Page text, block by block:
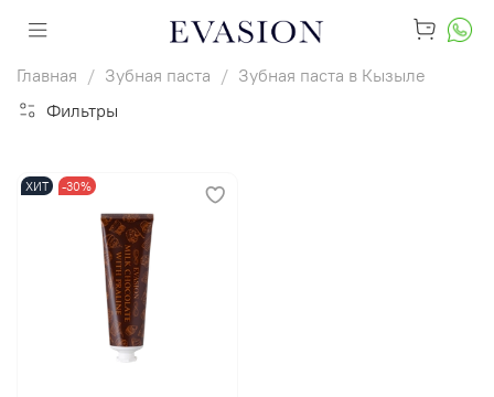
Главная Зубная паста
Зубная паста в Кызыле
Фильтры
ХИТ -30%